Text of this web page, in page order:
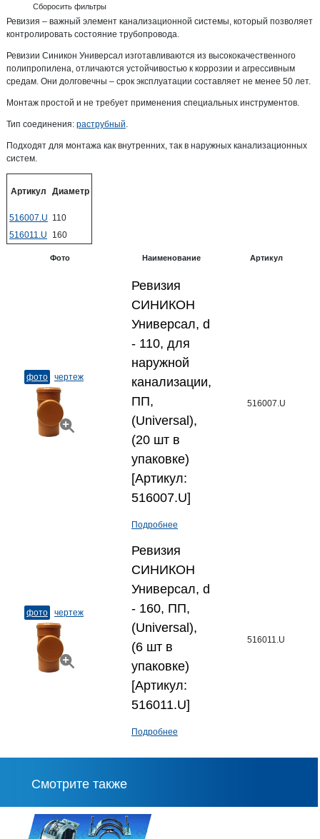
Сборосить фильтры
Ревизия – важный элемент канализационной системы, который позволяет
контролировать состояние трубопровода.
Ревизии Синикон Универсал изготавливаются из высококачественного
полипропилена, отличаются устойчивостью к коррозии и агрессивным
средам. Они долговечны – срок эксплуатации составляет не менее 50 лет.
Монтаж простой и не требует применения специальных инструментов.
Тип соединения: раструбный.
Подходят для монтажа как внутренних, так в наружных канализационных
систем.
Артикул Диаметр
516007.U 110
516011.U
160
Фото Наименование Артикул
фото чертеж
Ревизия
СИНИКОН
Универсал, d
- 110, для
наружной
канализации,
ПП,
(Universal),
(20 шт в
упаковке)
[Артикул:
516007.U]
Подробнее
516007.U
фото чертеж
Ревизия
СИНИКОН
Универсал, d
- 160, ПП,
(Universal),
(6 шт в
упаковке)
[Артикул:
516011.U]
Подробнее
516011.U
Смотрите также